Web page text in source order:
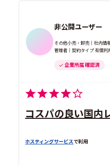
非公開ユーザー
その他小売・卸売｜社内情
管理者｜契約タイプ 有償利
企業所属 確認済
コスパの良い国内
ホスティングサービスで利用